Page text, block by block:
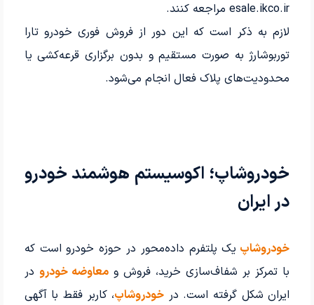
esale.ikco.ir مراجعه کنند.
لازم به ذکر است که این دور از فروش فوری خودرو تارا
توربوشارژ به صورت مستقیم و بدون برگزاری قرعه‌کشی یا
محدودیت‌های پلاک فعال انجام می‌شود.
خودروشاپ؛ اکوسیستم هوشمند خودرو
در ایران
خودروشاپ یک پلتفرم داده‌محور در حوزه خودرو است که
با تمرکز بر شفاف‌سازی خرید، فروش ومعاوضه خودرو در
ایران شکل گرفته است. در خودروشاپ، کاربر فقط با آگهی